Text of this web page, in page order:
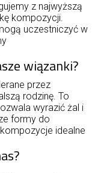
z najwyższą
kompozycji.
uczestniczyć w
wiązanki?
przez
rodzinę. To
wyrazić żal i
formy do
idealne